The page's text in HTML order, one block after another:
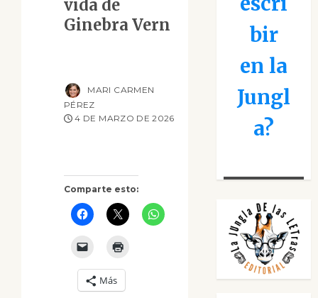
vida de
Ginebra Vern
Comparte esto:
Más
MARI CARMEN
PÉREZ
4 DE MARZO DE 2026
bir
en la
Jungl
a?